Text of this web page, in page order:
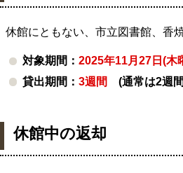
休館にともない、市立図書館、香
対象期間： 2025年11月27日(木
貸出期間： 3週間 (通常は2週
休館中の返却